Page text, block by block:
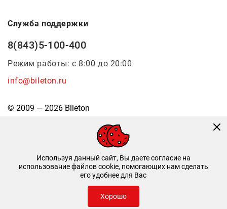
Служба поддержки
8(843)5-100-400
Режим работы: с 8:00 до 20:00
info@bileton.ru
© 2009 — 2026 Bileton
Инфоматика
—Дизайн и разработка
Используя данный сайт, Вы даете согласие на
использование файлов cookie, помогающих нам сделать
его удобнее для Вас
Хорошо